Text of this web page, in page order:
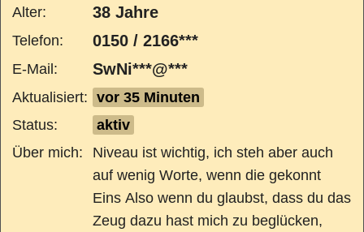
Alter:
38 Jahre
Telefon: 0150 / 2166***
E-Mail: SwNi***@***
Aktualisiert: vor 35 Minuten
Status:
aktiv
Über mich:
Niveau ist wichtig, ich steh aber auch
auf wenig Worte, wenn die gekonnt
Eins Also wenn du glaubst, dass du das
Zeug dazu hast mich zu beglücken,